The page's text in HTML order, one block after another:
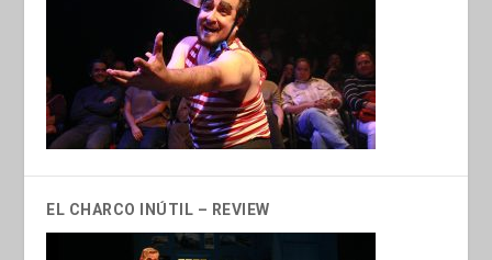
EL CHARCO INÚTIL – REVIEW